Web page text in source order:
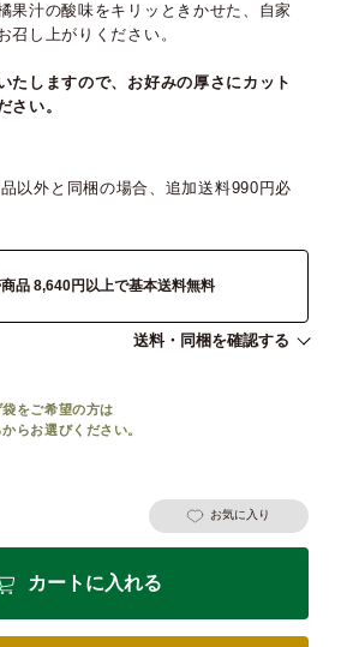
果汁の酸味をキリッときかせた、自家
召し上がりください。
たしますので、お好みの厚さにカット
さい。
以外と同梱の場合、追加送料990円必
品 8,640円以上で基本送料無料
送料・同梱を確認する
袋をご希望の方は
らお選びください。
お気に入り
カートに入れる